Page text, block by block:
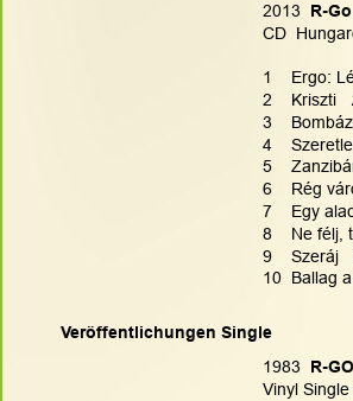
2013
R-
CD
1    Ergo:
2    Kriszti
3
4
5
6    Rég
7    Egy
8    Ne félj,
9    Szeráj
10  Ballag
1983
  R-GO
Vinyl
Veröffentlichungen Single